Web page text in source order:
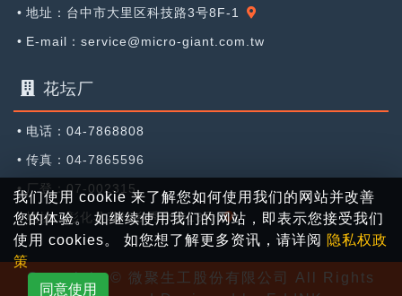
• 地址：台中市大里区科技路3号8F-1
• E-mail：service@micro-giant.com.tw
花坛厂
• 电话：04-7868808
• 传真：04-7865596
• 厂登：07-002315
• 地址：彰化县花坛乡秀水巷18号
Copyright © 微聚生工股份有限公司 All Rights
我们使用 cookie 来了解您如何使用我们的网站并改善
您的体验。 如继续使用我们的网站，即表示您接受我们
使用 cookies。 如您想了解更多资讯，请详阅 隐私权政
策
同意使用